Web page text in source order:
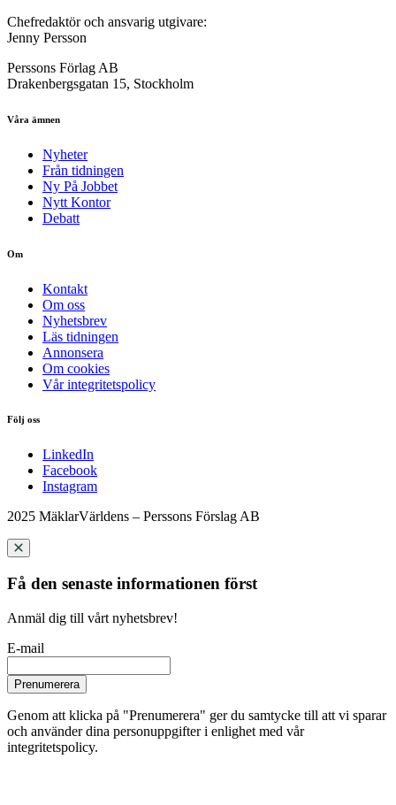
Chefredaktör och ansvarig utgivare:
Jenny Persson
Perssons Förlag AB
Drakenbergsgatan 15, Stockholm
Våra ämnen
Nyheter
Från tidningen
Ny På Jobbet
Nytt Kontor
Debatt
Om
Kontakt
Om oss
Nyhetsbrev
Läs tidningen
Annonsera
Om cookies
Vår integritetspolicy
Följ oss
LinkedIn
Facebook
Instagram
2025 MäklarVärldens – Perssons Förslag AB
Få den senaste informationen först
Anmäl dig till vårt nyhetsbrev!
E-mail
Prenumerera
Genom att klicka på "Prenumerera" ger du samtycke till att vi sparar
och använder dina personuppgifter i enlighet med vår
integritetspolicy.